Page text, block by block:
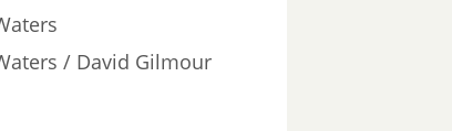
/ David Gilmour